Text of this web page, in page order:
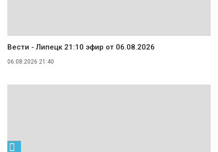
Вести - Липецк 21:10 эфир от 06.08.2026
06.08.2026 21:40